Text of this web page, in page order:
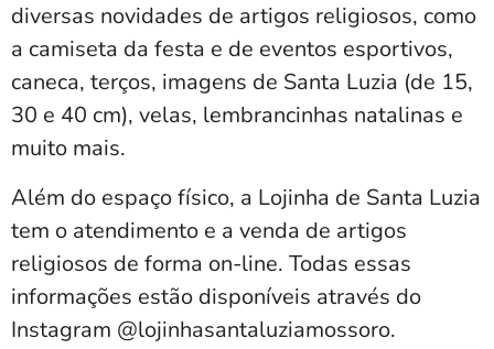
diversas novidades de artigos religiosos, como
a camiseta da festa e de eventos esportivos,
caneca, terços, imagens de Santa Luzia (de 15,
30 e 40 cm), velas, lembrancinhas natalinas e
muito mais.
Além do espaço físico, a Lojinha de Santa Luzia
tem o atendimento e a venda de artigos
religiosos de forma on-line. Todas essas
informações estão disponíveis através do
Instagram @lojinhasantaluziamossoro.